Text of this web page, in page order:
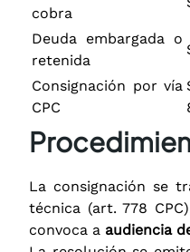
cobra
Deuda embargada o
retenida
Consignación por vía
CPC
La consignación se
técnica (art. 778
convoca a audiencia